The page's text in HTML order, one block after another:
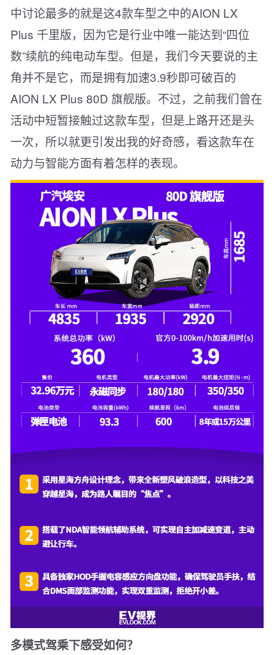
中讨论最多的就是这4款车型之中的AION LX
Plus 千里版，因为它是行业中唯一能达到“四位
数”续航的纯电动车型。但是，我们今天要说的主
角并不是它，而是拥有加速3.9秒即可破百的
AION LX Plus 80D 旗舰版。不过，之前我们曾在
活动中短暂接触过这款车型，但是上路开还是头
一次，所以就更引发出我的好奇感，看这款车在
动力与智能方面有着怎样的表现。
多模式驾乘下感受如何？